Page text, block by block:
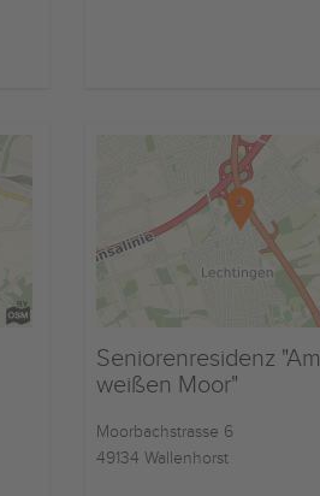
Seniorenresidenz "Am
weißen Moor"
Moorbachstrasse 6
49134 Wallenhorst